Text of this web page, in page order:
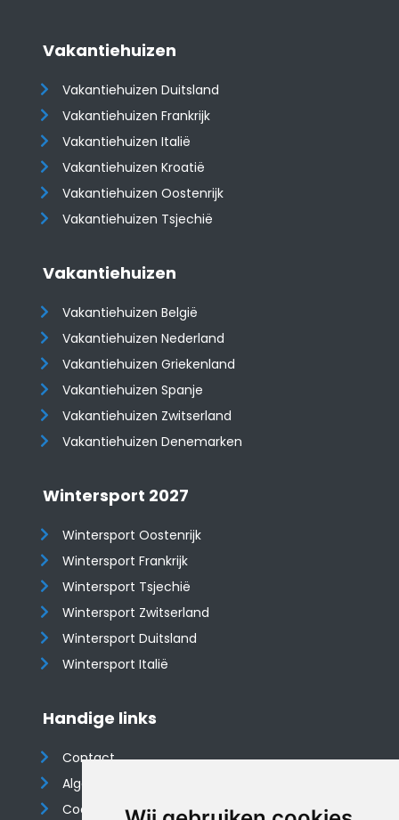
Vakantiehuizen
Vakantiehuizen Duitsland
Vakantiehuizen Frankrijk
Vakantiehuizen Italië
Vakantiehuizen Kroatië
​​​​​​​Vakantiehuizen Oostenrijk
Vakantiehuizen Tsjechië
Vakantiehuizen
Vakantiehuizen België
Vakantiehuizen Nederland
Vakantiehuizen Griekenland
Vakantiehuizen Spanje
​​​​​​​Vakantiehuizen Zwitserland
Vakantiehuizen Denemarken
Wintersport 2027
Wintersport Oostenrijk
Wintersport Frankrijk
Wintersport Tsjechië
Wintersport Zwitserland
Wintersport Duitsland
Wintersport Italië
Handige links
Contact
Algemene voorwaarden
Cookieverklaring